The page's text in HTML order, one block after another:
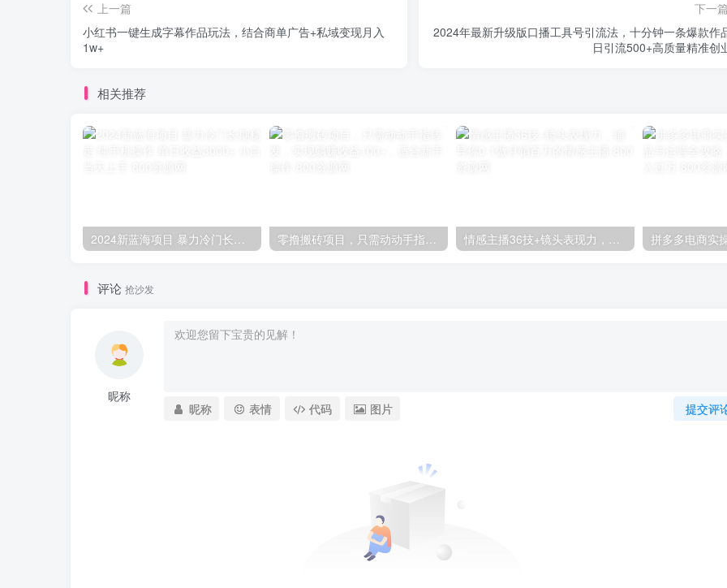
上一篇
小红书一键生成字幕作品玩法，结合商单广告+私域变现月入
1w+
下一篇
2024年最新升级版口播工具号引流法，十分钟一条爆款作
日引流500+高质量精准创
相关推荐
评论 抢沙发
昵称
提交评
昵称 表情 代码 图片